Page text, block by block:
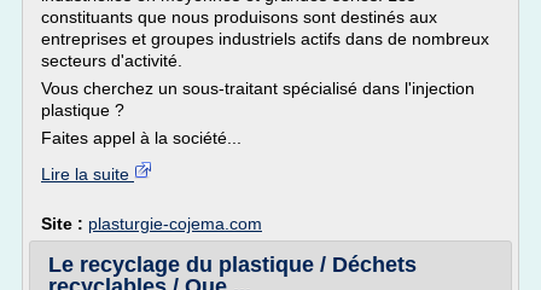
constituants que nous produisons sont destinés aux
entreprises et groupes industriels actifs dans de nombreux
secteurs d'activité.
Vous cherchez un sous-traitant spécialisé dans l'injection
plastique ?
Faites appel à la société...
Lire la suite
Site : plasturgie-cojema.com
Le recyclage du plastique / Déchets